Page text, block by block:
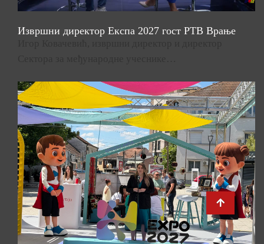
Извршни директор Експа 2027 гост РТВ Врање